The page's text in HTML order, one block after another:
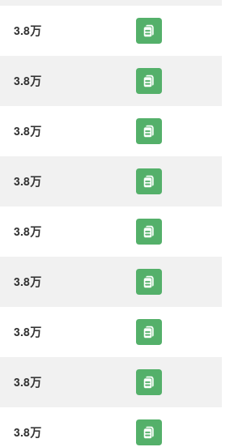
3.8万
3.8万
3.8万
3.8万
3.8万
3.8万
3.8万
3.8万
3.8万